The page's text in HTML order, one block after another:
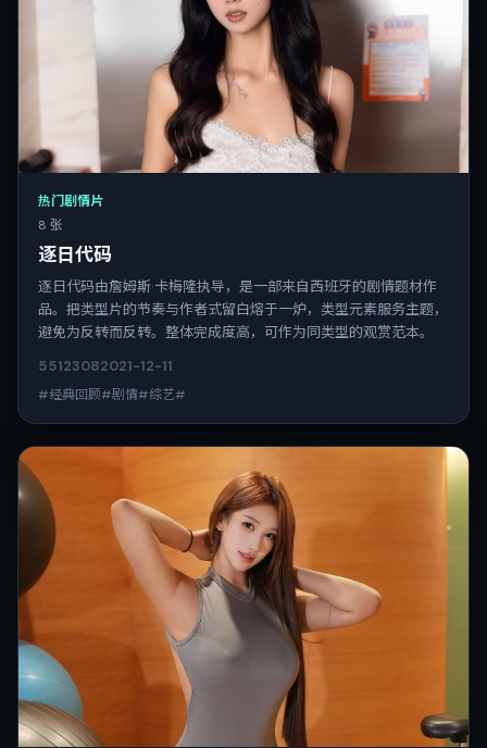
热门剧情片
8 张
逐日代码
逐日代码由詹姆斯·卡梅隆执导，是一部来自西班牙的剧情题材作
品。把类型片的节奏与作者式留白熔于一炉，类型元素服务主题，
避免为反转而反转。整体完成度高，可作为同类型的观赏范本。
55123082021-12-11
#经典回顾#剧情#综艺#